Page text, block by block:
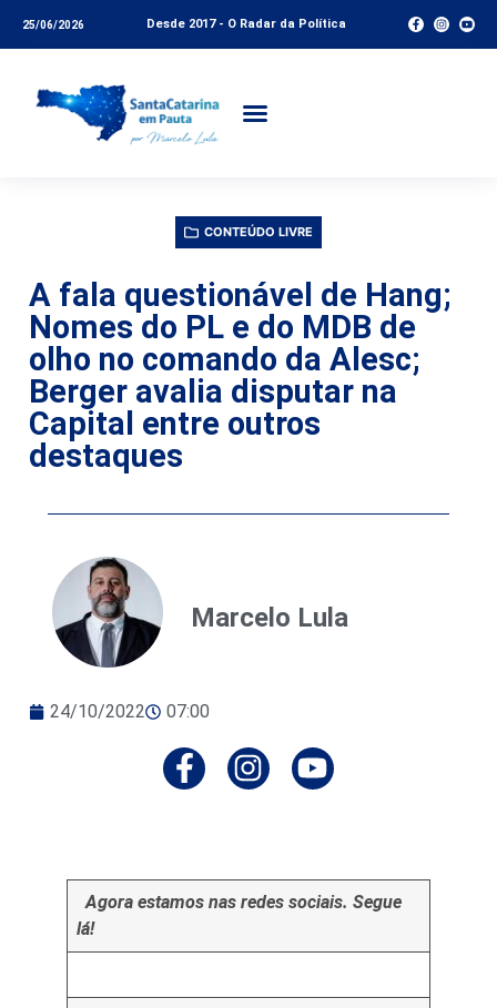
25/06/2026 Desde 2017 - O Radar da Política
CONTEÚDO LIVRE
A fala questionável de Hang;
Nomes do PL e do MDB de
olho no comando da Alesc;
Berger avalia disputar na
Capital entre outros
destaques
Marcelo Lula
24/10/2022 07:00
Agora estamos nas redes sociais. Segue
lá!